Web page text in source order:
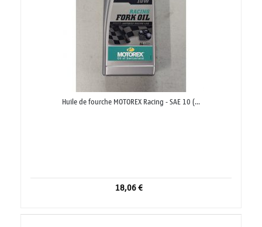
Huile de fourche MOTOREX Racing - SAE 10 (...
18,06 €